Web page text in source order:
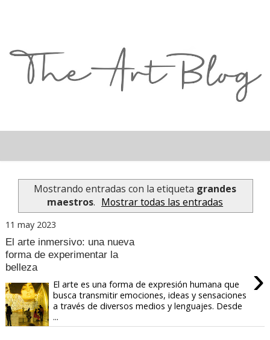
Mostrando entradas con la etiqueta grandes
maestros. Mostrar todas las entradas
11 may 2023
El arte inmersivo: una nueva
forma de experimentar la
belleza
›
El arte es una forma de expresión humana que
busca transmitir emociones, ideas y sensaciones
a través de diversos medios y lenguajes. Desde
...